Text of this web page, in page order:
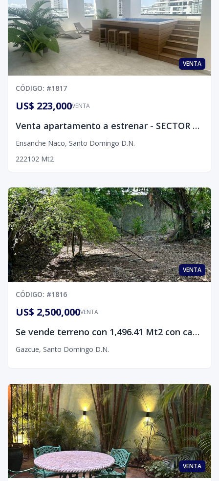
VENTA
CÓDIGO: #1817
VENTA
US$ 223,000
Venta apartamento a estrenar - SECTOR NACO
Ensanche Naco, Santo Domingo D.N.
222102 Mt2
VENTA
CÓDIGO: #1816
VENTA
US$ 2,500,000
Se vende terreno con 1,496.41 Mt2 con casa para demoler en Gascue.
Gazcue, Santo Domingo D.N.
VENTA